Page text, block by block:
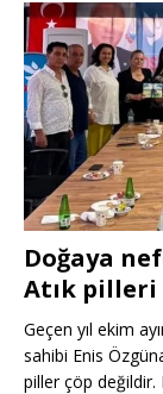
Doğaya
Atık pilleri
Geçen yıl ekim
sahibi Enis
piller çöp değildir.